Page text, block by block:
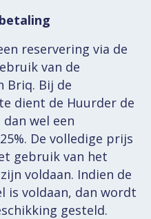
reservering via de
van de
Briq. Bij de
dient de Huurder de
wel een
De volledige prijs
gebruik van het
voldaan. Indien de
is voldaan, dan wordt
gesteld.